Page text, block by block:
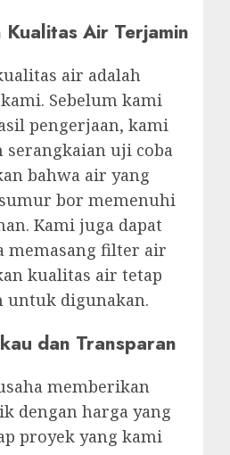
Kualitas Air Terjamin
air adalah
Sebelum kami
pengerjaan, kami
serangkaian uji coba
bahwa air yang
bor memenuhi
Kami juga dapat
memasang filter air
kualitas air tetap
untuk digunakan.
dan Transparan
memberikan
dengan harga yang
proyek yang kami